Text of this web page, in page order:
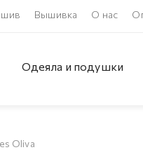
Вышивка О нас
Одеяла и подушки
Oliva